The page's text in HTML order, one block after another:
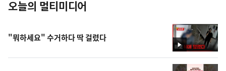
오늘의 멀티미디어
영
상
"뭐하세요" 수거하다 딱 걸렸다